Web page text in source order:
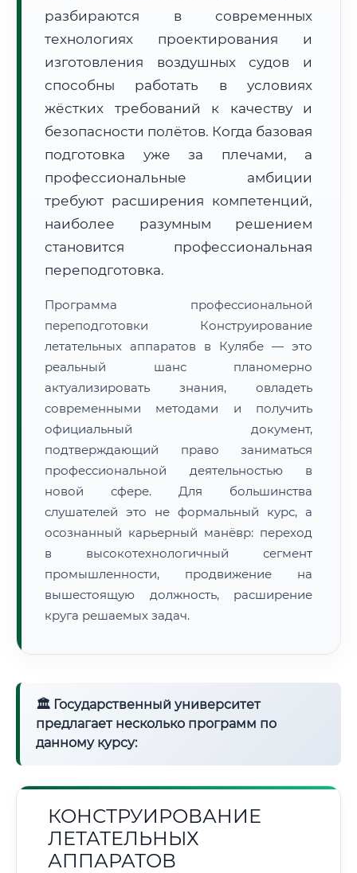
Расчет логистики оригиналов:
• Маршрут транзита:
• Экспресс-доставка СДЭК / Почтой:3–5 рабочих дней
📜 Документы и аккредитация ФИС ФРДО
🔍Нажмите на документ для увеличения и просмотра
разбираются в современных
технологиях проектирования и
изготовления воздушных судов и
способны работать в условиях
жёстких требований к качеству и
безопасности полётов. Когда базовая
подготовка уже за плечами, а
профессиональные амбиции
требуют расширения компетенций,
наиболее разумным решением
становится профессиональная
переподготовка.
Программа профессиональной
переподготовки Конструирование
летательных аппаратов в Кулябе — это
реальный шанс планомерно
актуализировать знания, овладеть
современными методами и получить
официальный документ,
подтверждающий право заниматься
профессиональной деятельностью в
новой сфере. Для большинства
слушателей это не формальный курс, а
осознанный карьерный манёвр: переход
в высокотехнологичный сегмент
промышленности, продвижение на
вышестоящую должность, расширение
круга решаемых задач.
🏛 Государственный университет
предлагает несколько программ по
данному курсу:
КОНСТРУИРОВАНИЕ
ЛЕТАТЕЛЬНЫХ
АППАРАТОВ